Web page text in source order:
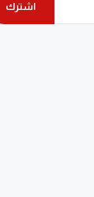
اشترك